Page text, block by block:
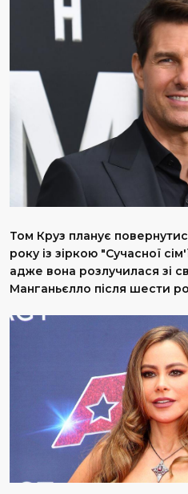
Том Круз планує
року із зіркою "Сучасної
адже вона розлучилася зі
Манганьєлло після шести